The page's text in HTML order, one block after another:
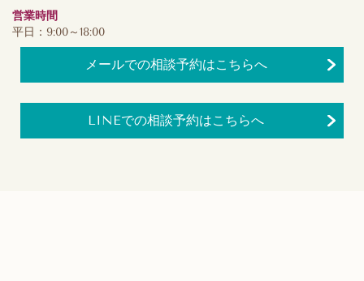
営業時間
平日：9:00～18:00
メールでの相談予約はこちらへ
LINEでの相談予約はこちらへ